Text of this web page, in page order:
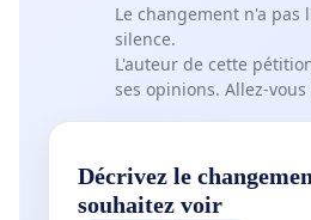
Le changement n'a
silence.
L'auteur de cette
ses opinions. Allez-
Décrivez le
souhaitez voir